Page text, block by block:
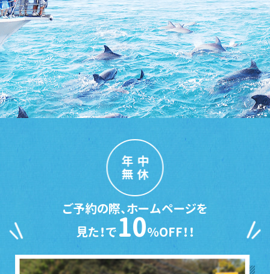
年中
無休
ご予約の際、ホームページを
見た！で10％OFF！！